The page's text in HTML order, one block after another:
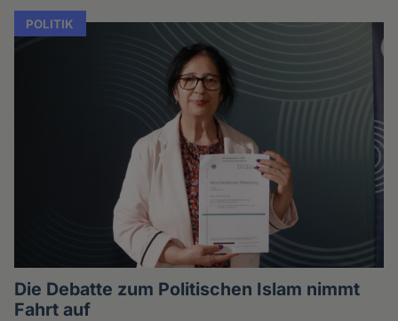
POLITIK
Die Debatte zum Politischen Islam nimmt
Fahrt auf